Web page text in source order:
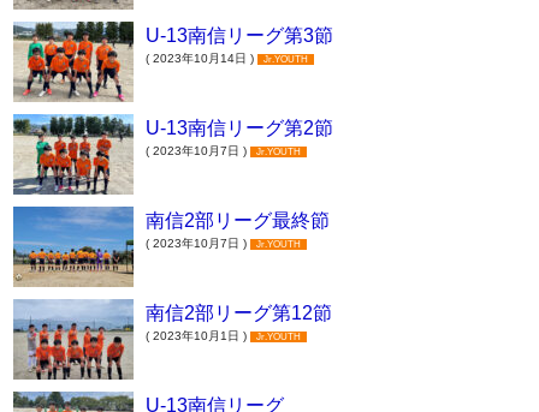
U-13南信リーグ第3節
( 2023年10月14日 ) Jr.YOUTH
U-13南信リーグ第2節
( 2023年10月7日 ) Jr.YOUTH
南信2部リーグ最終節
( 2023年10月7日 ) Jr.YOUTH
南信2部リーグ第12節
( 2023年10月1日 ) Jr.YOUTH
U-13南信リーグ